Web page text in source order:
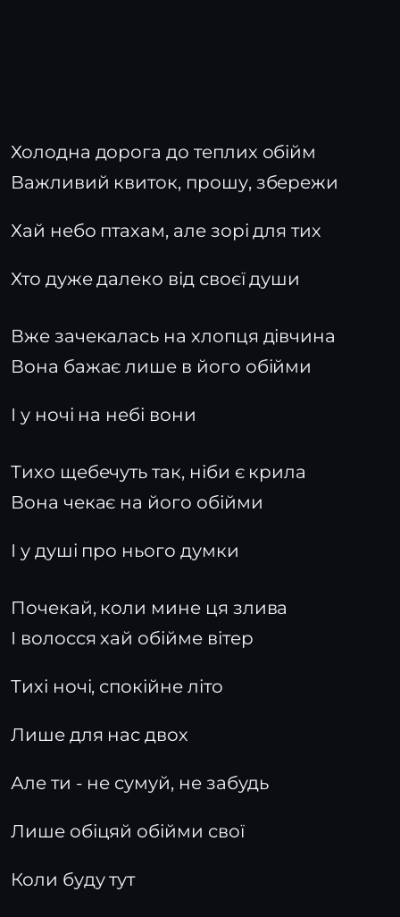
Холодна дорога до теплих обійм
Важливий квиток, прошу, збережи
Хай небо птахам, але зорі для тих
Хто дуже далеко від своєї души
Вже зачекалась на хлопця дівчина
Вона бажає лише в його обійми
І у ночі на небі вони
Тихо щебечуть так, ніби є крила
Вона чекає на його обійми
І у душі про нього думки
Почекай, коли мине ця злива
І волосся хай обійме вітер
Тихі ночі, спокійне літо
Лише для нас двох
Але ти - не сумуй, не забудь
Лише обіцяй обійми свої
Коли буду тут